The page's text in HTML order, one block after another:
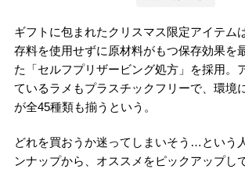
ギフトに包まれたクリスマス限定アイテム
存料を使用せずに原材料がもつ保存効果を
た「セルフプリザービング処方」を採用。
ているラメもプラスチックフリーで、環境
が全45種類も揃うという。
どれを買おうか迷ってしまいそう…という
ンナップから、オススメをピックアップし